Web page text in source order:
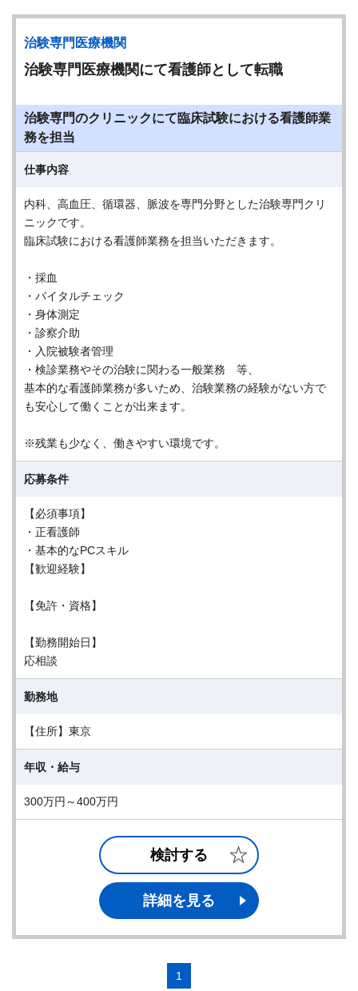
治験専門医療機関
治験専門医療機関にて看護師として転職
治験専門のクリニックにて臨床試験における看護師業
務を担当
仕事内容
内科、高血圧、循環器、脈波を専門分野とした治験専門クリ
ニックです。
臨床試験における看護師業務を担当いただきます。
・採血
・バイタルチェック
・身体測定
・診察介助
・入院被験者管理
・検診業務やその治験に関わる一般業務 等、
基本的な看護師業務が多いため、治験業務の経験がない方で
も安心して働くことが出来ます。
※残業も少なく、働きやすい環境です。
応募条件
【必須事項】
・正看護師
・基本的なPCスキル
【歓迎経験】
【免許・資格】
【勤務開始日】
応相談
勤務地
【住所】東京
年収・給与
300万円～400万円
検討する
詳細を見る
1